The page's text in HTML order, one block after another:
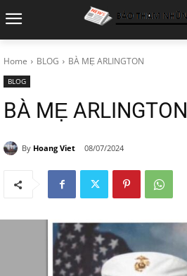
Home BLOG BÀ MẸ ARLINGTON
BLOG
BÀ MẸ ARLINGTON
By Hoang Viet 08/07/2024